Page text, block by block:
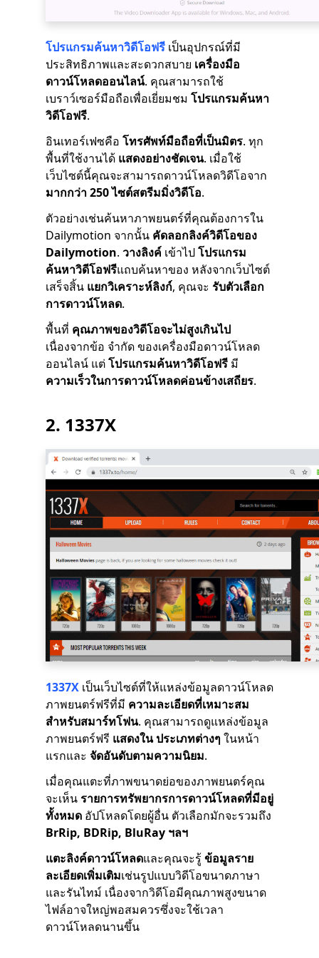
โปรแกรมค้นหาวิดีโอฟรี เป็นอุปกรณ์ที่มี
ประสิทธิภาพและสะดวกสบาย เครื่องมือ
ดาวน์โหลดออนไลน์. คุณสามารถใช้
เบราว์เซอร์มือถือเพื่อเยี่ยมชม โปรแกรมค้นหา
วิดีโอฟรี.
อินเทอร์เฟซคือ โทรศัพท์มือถือที่เป็นมิตร. ทุก
พื้นที่ใช้งานได้ แสดงอย่างชัดเจน. เมื่อใช้
เว็บไซต์นี้คุณจะสามารถดาวน์โหลดวิดีโอจาก
มากกว่า 250 ไซต์สตรีมมิ่งวิดีโอ.
ตัวอย่างเช่นค้นหาภาพยนตร์ที่คุณต้องการใน
Dailymotion จากนั้น คัดลอกลิงค์วิดีโอของ
Dailymotion. วางลิงค์ เข้าไปโปรแกรม
ค้นหาวิดีโอฟรีแถบค้นหาของ หลังจากเว็บไซต์
เสร็จสิ้น แยกวิเคราะห์ลิงก์, คุณจะ รับตัวเลือก
การดาวน์โหลด.
พื้นที่ คุณภาพของวิดีโอจะไม่สูงเกินไป
เนื่องจากข้อ จำกัด ของเครื่องมือดาวน์โหลด
ออนไลน์ แต่โปรแกรมค้นหาวิดีโอฟรี มี
ความเร็วในการดาวน์โหลดค่อนข้างเสถียร.
2. 1337X
1337X เป็นเว็บไซต์ที่ให้แหล่งข้อมูลดาวน์โหลด
ภาพยนตร์ฟรีที่มี ความละเอียดที่เหมาะสม
สำหรับสมาร์ทโฟน. คุณสามารถดูแหล่งข้อมูล
ภาพยนตร์ฟรี แสดงในประเภทต่างๆ ในหน้า
แรกและ จัดอันดับตามความนิยม.
เมื่อคุณแตะที่ภาพขนาดย่อของภาพยนตร์คุณ
จะเห็นรายการทรัพยากรการดาวน์โหลดที่มีอยู่
ทั้งหมด อัปโหลดโดยผู้อื่น ตัวเลือกมักจะรวมถึง
BrRip, BDRip, BluRay ฯลฯ
แตะลิงค์ดาวน์โหลดและคุณจะรู้ข้อมูลราย
ละเอียดเพิ่มเติมเช่นรูปแบบวิดีโอขนาดภาษา
และรันไทม์ เนื่องจากวิดีโอมีคุณภาพสูงขนาด
ไฟล์อาจใหญ่พอสมควรซึ่งจะใช้เวลา
ดาวน์โหลดนานขึ้น